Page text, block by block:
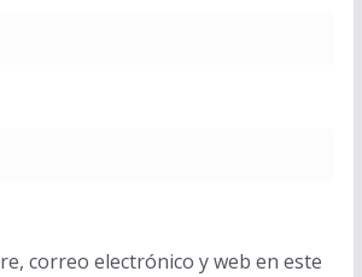
correo electrónico y web en este